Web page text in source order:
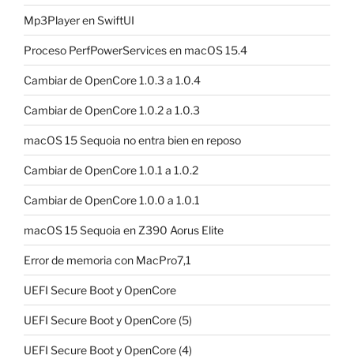
Mp3Player en SwiftUI
Proceso PerfPowerServices en macOS 15.4
Cambiar de OpenCore 1.0.3 a 1.0.4
Cambiar de OpenCore 1.0.2 a 1.0.3
macOS 15 Sequoia no entra bien en reposo
Cambiar de OpenCore 1.0.1 a 1.0.2
Cambiar de OpenCore 1.0.0 a 1.0.1
macOS 15 Sequoia en Z390 Aorus Elite
Error de memoria con MacPro7,1
UEFI Secure Boot y OpenCore
UEFI Secure Boot y OpenCore (5)
UEFI Secure Boot y OpenCore (4)